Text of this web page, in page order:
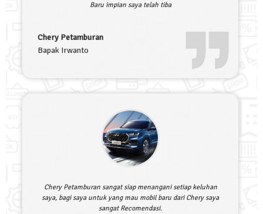
Baru impian saya telah tiba
Chery Petamburan
Bapak Irwanto
Chery Petamburan sangat siap menangani setiap keluhan
saya, bagi saya untuk yang mau mobil baru dari Chery saya
sangat Recomendasi.